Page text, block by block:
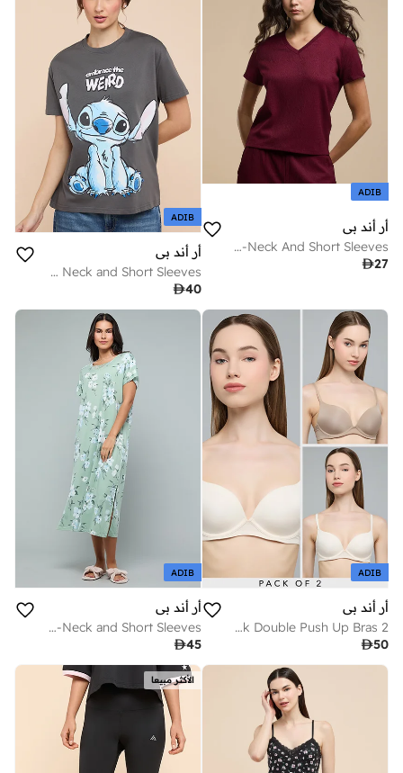
ADIB
أر أند بي
Textured Top With V-Neck And Short Sleeves
27
ADIB
أر أند بي
Stitch Print T-Shirt with Crew Neck and Short Sleeves
40
ADIB
أر أند بي
2 Pack Double Push Up Bras
50
ADIB
أر أند بي
Floral Print Nightdress with V-Neck and Short Sleeves
45
الأكثر مبيعا